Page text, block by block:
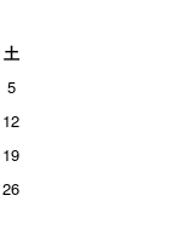
土
5
12
19
26